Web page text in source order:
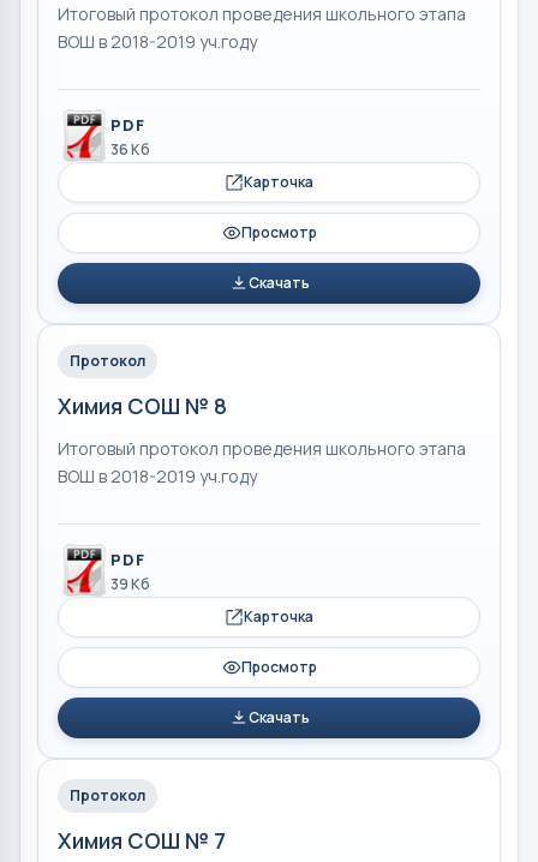
Итоговый протокол проведения школьного этапа
ВОШ в 2018-2019 уч.году
PDF
36 Кб
Карточка
Просмотр
Скачать
Протокол
Химия СОШ № 8
Итоговый протокол проведения школьного этапа
ВОШ в 2018-2019 уч.году
PDF
39 Кб
Карточка
Просмотр
Скачать
Протокол
Химия СОШ № 7